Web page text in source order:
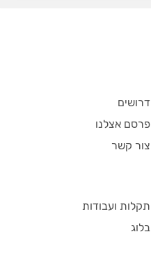
דרושים
פרסם אצלנו
צור קשר
תקלות ועבודות
בלוג